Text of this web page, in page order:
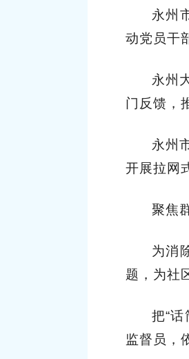
永州
动党员干
永州
门反馈，
永州
开展拉网
聚焦
为消
题，为社
把“
监督员，